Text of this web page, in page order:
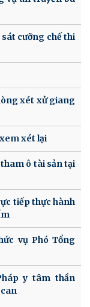
cưỡng chế thi
xét xử giang
xét lại
ô tài sản tại
tiếp thực hành
vụ Phó Tổng
y tâm thần